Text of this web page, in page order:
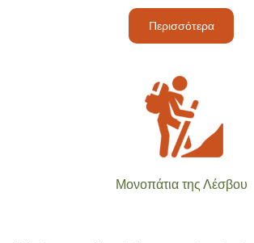
Περισσότερα
Μονοπάτια της Λέσβου